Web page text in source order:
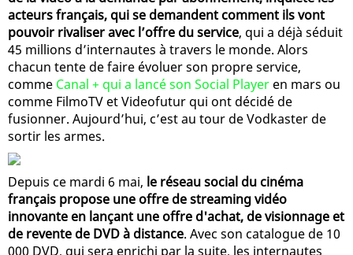
acteurs français, qui se demandent comment ils vont
pouvoir rivaliser avec l’offre du service, qui a déjà séduit
45 millions d’internautes à travers le monde. Alors
chacun tente de faire évoluer son propre service,
comme Canal + qui a lancé son Social Player en mars ou
comme FilmoTV et Videofutur qui ont décidé de
fusionner. Aujourd’hui, c’est au tour de Vodkaster de
sortir les armes.
Depuis ce mardi 6 mai, le réseau social du cinéma
français propose une offre de streaming vidéo
innovante en lançant une offre d'achat, de visionnage et
de revente de DVD à distance. Avec son catalogue de 10
000 DVD, qui sera enrichi par la suite, les internautes